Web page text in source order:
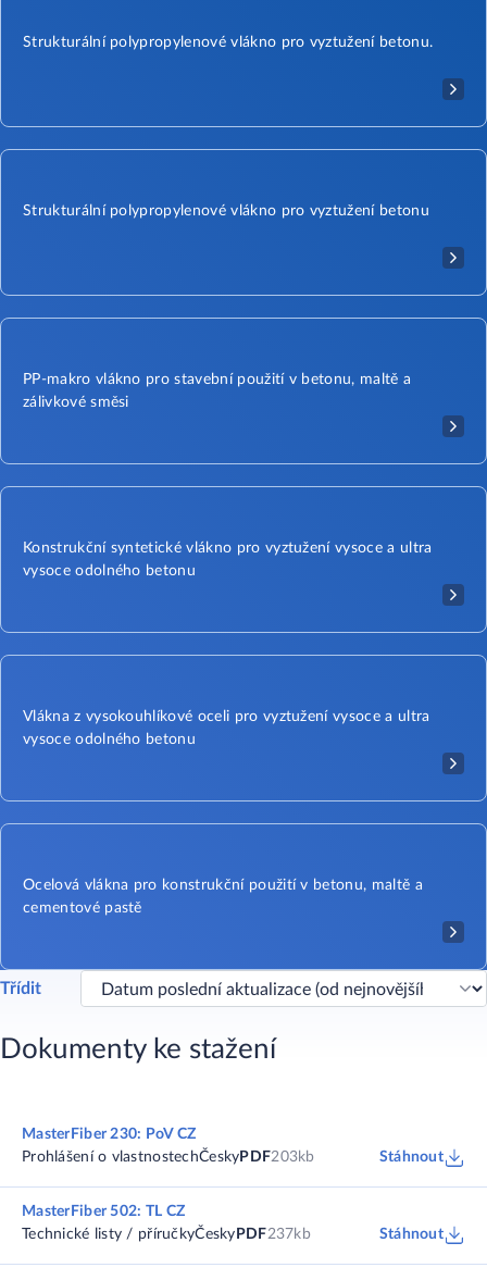
Strukturální polypropylenové vlákno pro vyztužení betonu.
Strukturální polypropylenové vlákno pro vyztužení betonu
PP-makro vlákno pro stavební použití v betonu, maltě a
zálivkové směsi
Konstrukční syntetické vlákno pro vyztužení vysoce a ultra
vysoce odolného betonu
Vlákna z vysokouhlíkové oceli pro vyztužení vysoce a ultra
vysoce odolného betonu
Ocelová vlákna pro konstrukční použití v betonu, maltě a
cementové pastě
Třídit
Dokumenty ke stažení
MasterFiber 230: PoV CZ
Prohlášení o vlastnostechČesky PDF203kb Stáhnout
MasterFiber 502: TL CZ
Technické listy / příručkyČesky PDF237kb Stáhnout